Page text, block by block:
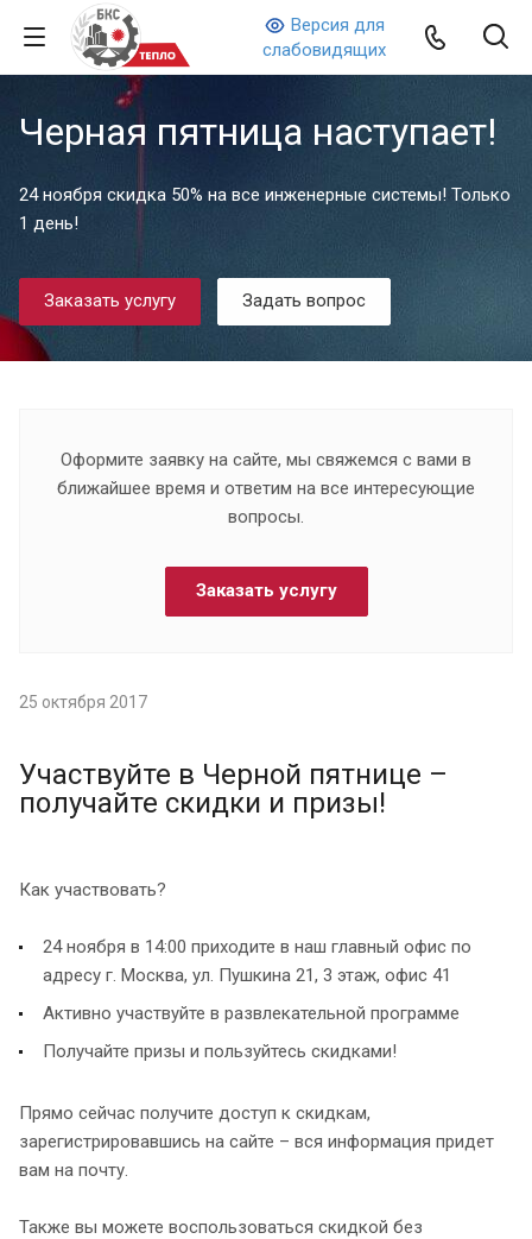
Версия для
слабовидящих
Черная пятница наступает!
24 ноября скидка 50% на все инженерные системы! Только
1 день!
Заказать услугу Задать вопрос
Оформите заявку на сайте, мы свяжемся с вами в
ближайшее время и ответим на все интересующие
вопросы.
Заказать услугу
25 октября 2017
Участвуйте в Черной пятнице –
получайте скидки и призы!
Как участвовать?
24 ноября в 14:00 приходите в наш главный офис по
адресу г. Москва, ул. Пушкина 21, 3 этаж, офис 41
Активно участвуйте в развлекательной программе
Получайте призы и пользуйтесь скидками!
Прямо сейчас получите доступ к скидкам,
зарегистрировавшись на сайте – вся информация придет
вам на почту.
Также вы можете воспользоваться скидкой без